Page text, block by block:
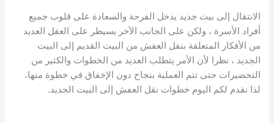
الانتقال إلى بيت جديد يدخل الفرحة والسعادة على قلوب جميع
أفراد الأسرة ، ولكن على الجانب الآخر يسيطر على العقل العديد
من الأفكار المتعلقة بنقل العفش من البيت القديم إلى البيت
الجديد ، نظرا لأن الأمر يتطلب العديد من الخطوات والكثير من
التحضيرات حتى تتم العملية بنجاح دون الإخفاق في خطوة منها،
لذا نقدم لكم اليوم خطوات نقل العفش إلى البيت الجديد.